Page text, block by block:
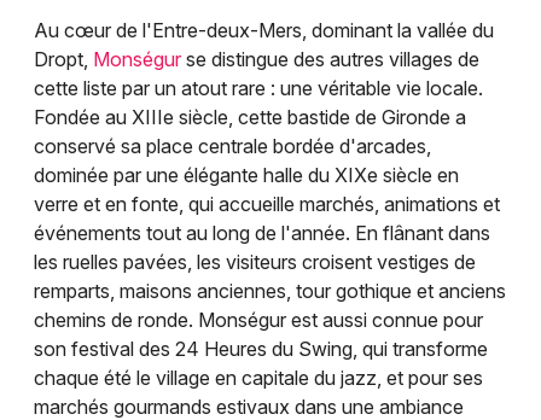
Au cœur de l'Entre-deux-Mers, dominant la vallée du
Dropt, Monségur se distingue des autres villages de
cette liste par un atout rare : une véritable vie locale.
Fondée au XIIIe siècle, cette bastide de Gironde a
conservé sa place centrale bordée d'arcades,
dominée par une élégante halle du XIXe siècle en
verre et en fonte, qui accueille marchés, animations et
événements tout au long de l'année. En flânant dans
les ruelles pavées, les visiteurs croisent vestiges de
remparts, maisons anciennes, tour gothique et anciens
chemins de ronde. Monségur est aussi connue pour
son festival des 24 Heures du Swing, qui transforme
chaque été le village en capitale du jazz, et pour ses
marchés gourmands estivaux dans une ambiance